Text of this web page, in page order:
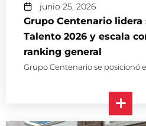
junio 25, 2026
Grupo Centenario
Talento 2026 y escala
ranking general
Grupo Centenario se posicionó